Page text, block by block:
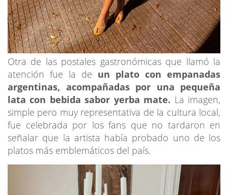
Otra de las postales gastronómicas que llamó la
atención fue la de un plato con empanadas
argentinas, acompañadas por una pequeña
lata con bebida sabor yerba mate. La imagen,
simple pero muy representativa de la cultura local,
fue celebrada por los fans que no tardaron en
señalar que la artista había probado uno de los
platos más emblemáticos del país.